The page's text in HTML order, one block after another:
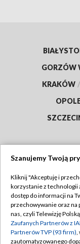
GORZÓW
KRAKÓW /
Abonament TVP
Emisja w TVP
Centrum
Szanujemy Twoją
Kliknij "Akceptuję i
korzystanie z technologii
dostęp do informacji na
przechowywanie oraz na
nas, czyli Telewizję
Zaufanych Partnerów z
Partnerów TVP (93 firm),
zautomatyzowanego